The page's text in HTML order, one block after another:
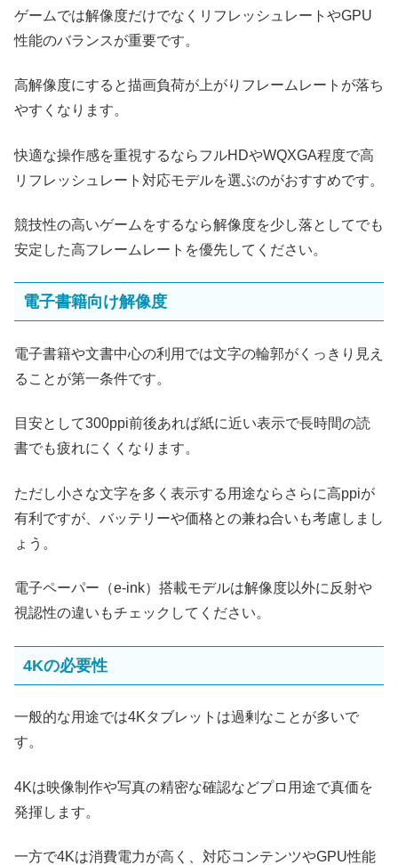
ゲームでは解像度だけでなくリフレッシュレートやGPU
性能のバランスが重要です。
高解像度にすると描画負荷が上がりフレームレートが落ち
やすくなります。
快適な操作感を重視するならフルHDやWQXGA程度で高
リフレッシュレート対応モデルを選ぶのがおすすめです。
競技性の高いゲームをするなら解像度を少し落としてでも
安定した高フレームレートを優先してください。
電子書籍向け解像度
電子書籍や文書中心の利用では文字の輪郭がくっきり見え
ることが第一条件です。
目安として300ppi前後あれば紙に近い表示で長時間の読
書でも疲れにくくなります。
ただし小さな文字を多く表示する用途ならさらに高ppiが
有利ですが、バッテリーや価格との兼ね合いも考慮しまし
ょう。
電子ペーパー（e-ink）搭載モデルは解像度以外に反射や
視認性の違いもチェックしてください。
4Kの必要性
一般的な用途では4Kタブレットは過剰なことが多いで
す。
4Kは映像制作や写真の精密な確認などプロ用途で真価を
発揮します。
一方で4Kは消費電力が高く、対応コンテンツやGPU性能